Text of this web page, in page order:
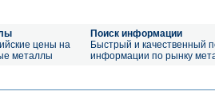
цены на
металлы
Поиск информации
Быстрый и качественный
информации по рынку